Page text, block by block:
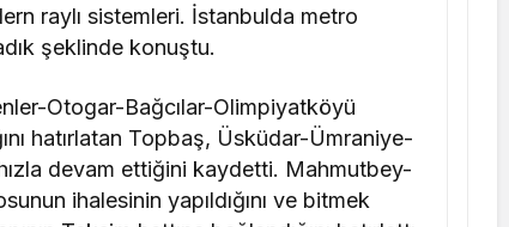
raylı sistemleri. İstanbulda metro
şeklinde konuştu.
Otogar-Bağcılar-Olimpiyatköyü
hatırlatan Topbaş, Üsküdar-Ümraniye-
devam ettiğini kaydetti. Mahmutbey-
ihalesinin yapıldığını ve bitmek